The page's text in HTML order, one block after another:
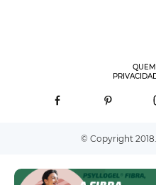
© Copyright